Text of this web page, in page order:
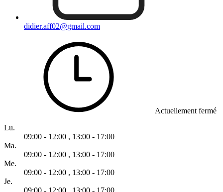
didier.aff02@gmail.com
Actuellement fermé
Lu.
09:00 - 12:00 , 13:00 - 17:00
Ma.
09:00 - 12:00 , 13:00 - 17:00
Me.
09:00 - 12:00 , 13:00 - 17:00
Je.
09:00 - 12:00
13:00 - 17:00